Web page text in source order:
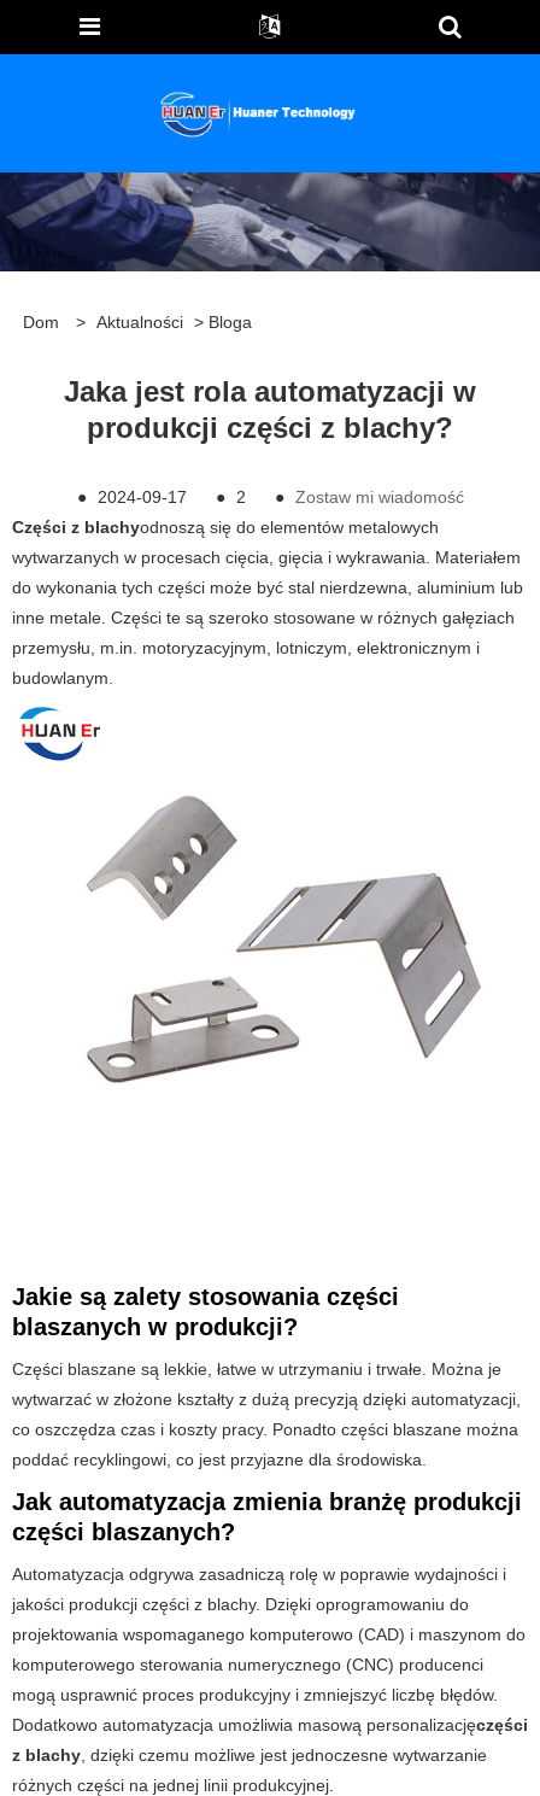
Dom > Aktualności > Bloga
Jaka jest rola automatyzacji w
produkcji części z blachy?
● 2024-09-17 ● 2 ● Zostaw mi wiadomość
Części z blachyodnoszą się do elementów metalowych
wytwarzanych w procesach cięcia, gięcia i wykrawania. Materiałem
do wykonania tych części może być stal nierdzewna, aluminium lub
inne metale. Części te są szeroko stosowane w różnych gałęziach
przemysłu, m.in. motoryzacyjnym, lotniczym, elektronicznym i
budowlanym.
Jakie są zalety stosowania części
blaszanych w produkcji?
Części blaszane są lekkie, łatwe w utrzymaniu i trwałe. Można je
wytwarzać w złożone kształty z dużą precyzją dzięki automatyzacji,
co oszczędza czas i koszty pracy. Ponadto części blaszane można
poddać recyklingowi, co jest przyjazne dla środowiska.
Jak automatyzacja zmienia branżę produkcji
części blaszanych?
Automatyzacja odgrywa zasadniczą rolę w poprawie wydajności i
jakości produkcji części z blachy. Dzięki oprogramowaniu do
projektowania wspomaganego komputerowo (CAD) i maszynom do
komputerowego sterowania numerycznego (CNC) producenci
mogą usprawnić proces produkcyjny i zmniejszyć liczbę błędów.
Dodatkowo automatyzacja umożliwia masową personalizacjęczęści
z blachy , dzięki czemu możliwe jest jednoczesne wytwarzanie
różnych części na jednej linii produkcyjnej.